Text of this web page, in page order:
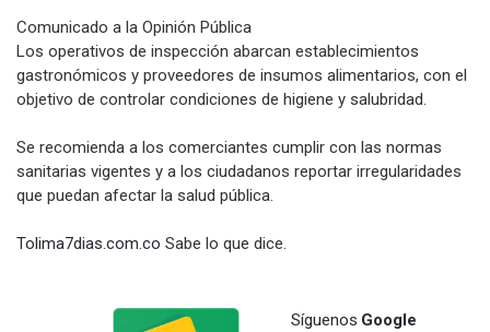
Comunicado a la Opinión Pública
Los operativos de inspección abarcan establecimientos
gastronómicos y proveedores de insumos alimentarios, con el
objetivo de controlar condiciones de higiene y salubridad.
Se recomienda a los comerciantes cumplir con las normas
sanitarias vigentes y a los ciudadanos reportar irregularidades
que puedan afectar la salud pública.
Tolima7dias.com.co Sabe lo que dice.
Síguenos Google